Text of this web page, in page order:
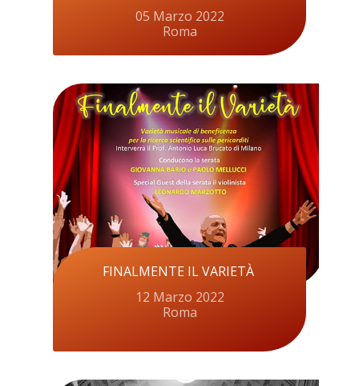
05 Marzo 2022
Roma
FINALMENTE IL VARIETÀ
12 Marzo 2022
Roma